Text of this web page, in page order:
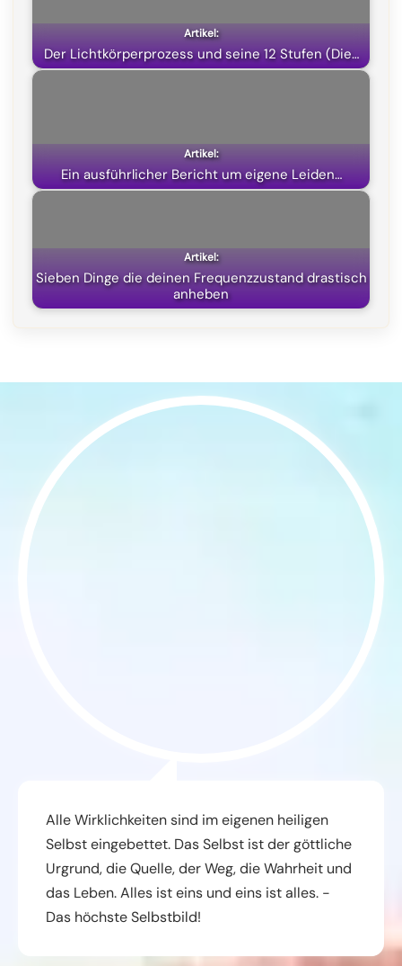
o
k
a
m
p
p
t
e
Der Lichtkörperprozess und seine 12 Stufen (Die…
Ein ausführlicher Bericht um eigene Leiden…
Sieben Dinge die deinen Frequenzzustand drastisch
anheben
Alle Wirklichkeiten sind im eigenen heiligen
Selbst eingebettet. Das Selbst ist der göttliche
Urgrund, die Quelle, der Weg, die Wahrheit und
das Leben. Alles ist eins und eins ist alles. -
Das höchste Selbstbild!